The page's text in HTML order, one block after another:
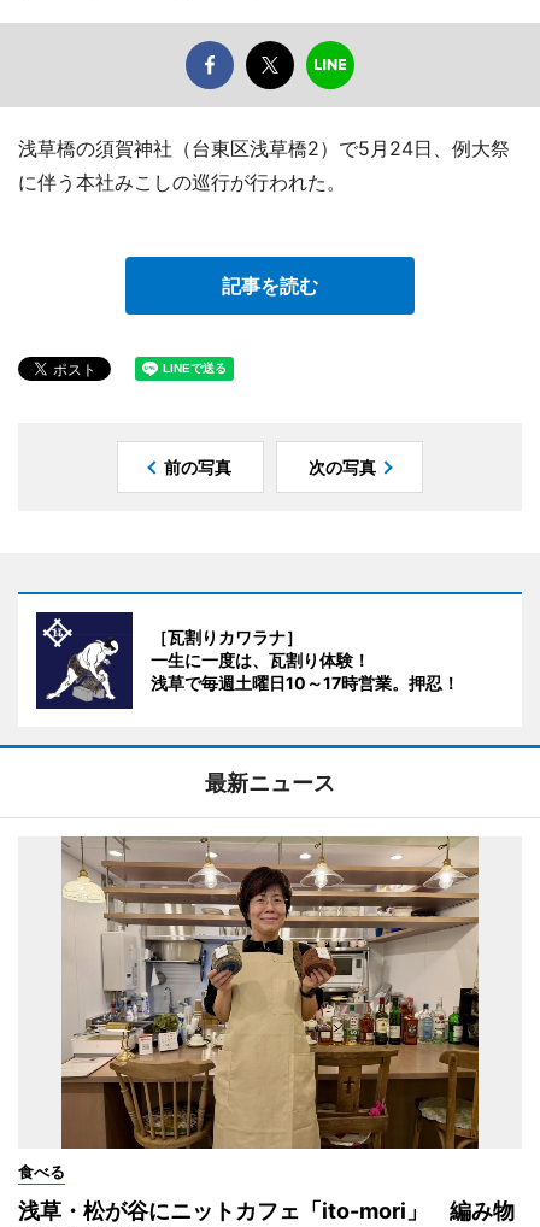
浅草橋の須賀神社（台東区浅草橋2）で5月24日、例大祭
に伴う本社みこしの巡行が行われた。
記事を読む
前の写真 次の写真
［瓦割りカワラナ］
一生に一度は、瓦割り体験！
浅草で毎週土曜日10～17時営業。押忍！
最新ニュース
食べる
浅草・松が谷にニットカフェ「ito-mori」 編み物